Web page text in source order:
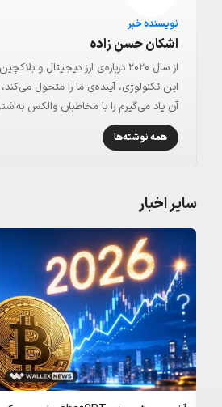
نویسنده خبر
اشکان حسن زاده
از سال ۲۰۲۰ درباره‌ی ارز دیجیتال
این تکنولوژی، آینده‌ی ما را متحول می‌کند،
آن یاد می‌گیرم را با مخاطبان والکس
همه نوشته‌ها
سایر اخبار